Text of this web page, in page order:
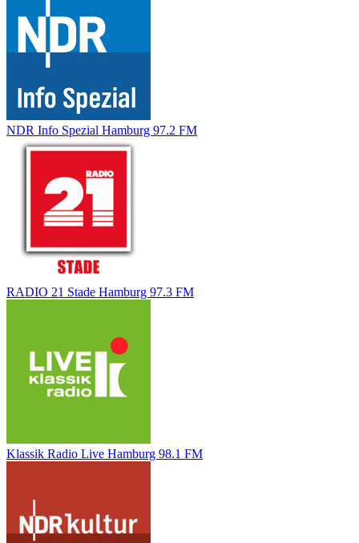
NDR Info Spezial Hamburg 97.2 FM
RADIO 21 Stade Hamburg 97.3 FM
Klassik Radio Live Hamburg 98.1 FM